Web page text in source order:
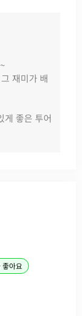
재미가 배
게 좋은 투어
좋아요